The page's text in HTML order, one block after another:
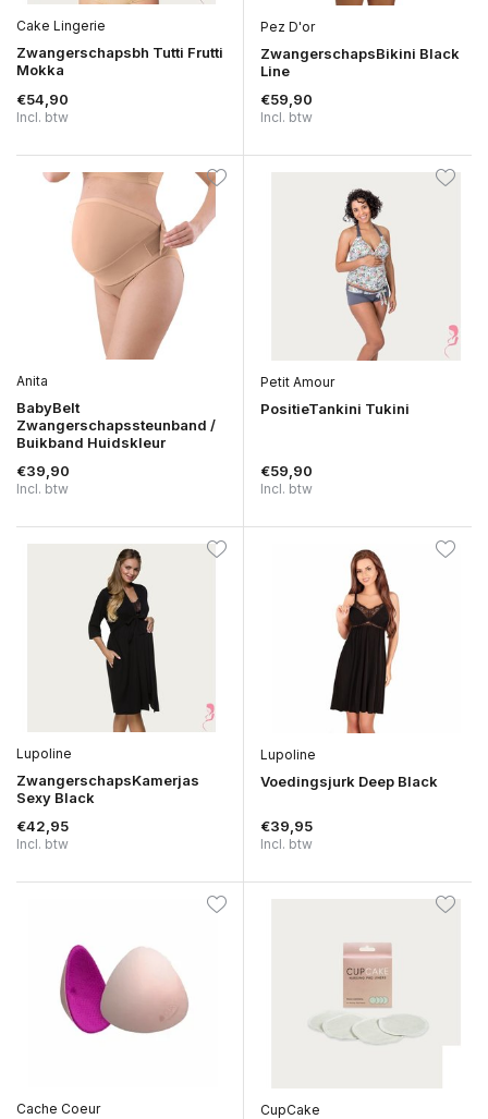
Cake Lingerie
Zwangerschapsbh Tutti Frutti
Mokka
€54,90
Incl. btw
Pez D'or
ZwangerschapsBikini Black
Line
€59,90
Incl. btw
Anita
BabyBelt
Zwangerschapssteunband /
Buikband Huidskleur
€39,90
Incl. btw
Petit Amour
PositieTankini Tukini
€59,90
Incl. btw
Lupoline
ZwangerschapsKamerjas
Sexy Black
€42,95
Incl. btw
Lupoline
Voedingsjurk Deep Black
€39,95
Incl. btw
Cache Coeur CupCake